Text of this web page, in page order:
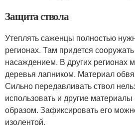
Защита ствола
Утеплять саженцы полностью
регионах. Там придется
насаждением. В других регионах
деревья лапником. Материал
Сильно передавливать ствол
использовать и другие
образом. Зафиксировать его
изолентой.